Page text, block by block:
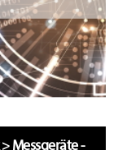
>Messgeräte -